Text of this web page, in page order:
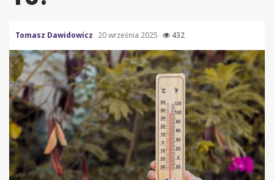
Tomasz Dawidowicz 20 września 2025 432